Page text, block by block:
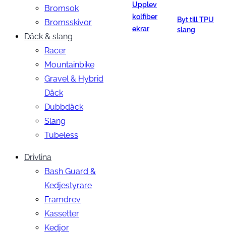
Bromsok
Bromsskivor
Däck & slang
Racer
Mountainbike
Gravel & Hybrid
Däck
Dubbdäck
Slang
Tubeless
Drivlina
Bash Guard &
Kedjestyrare
Framdrev
Kassetter
Kedjor
Upplev
kolfiber
ekrar
Byt till TPU
slang